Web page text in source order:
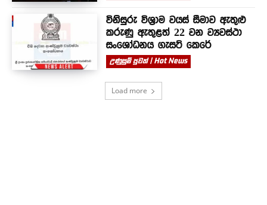
විනිසුරු විශ්‍රාම වයස් සීමාව ඇතුළු
කරුණු ඇතුළත් 22 වන ව්‍යවස්ථා
සංශෝධනය ගැසට් කෙරේ
උණුසුම් පුවත් | Hot News
Load more